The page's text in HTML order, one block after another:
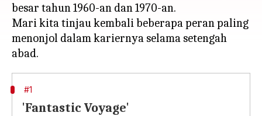
besar tahun 1960-an dan 1970-an.
Mari kita tinjau kembali beberapa peran paling
menonjol dalam kariernya selama setengah
#1
'Fantastic Voyage'